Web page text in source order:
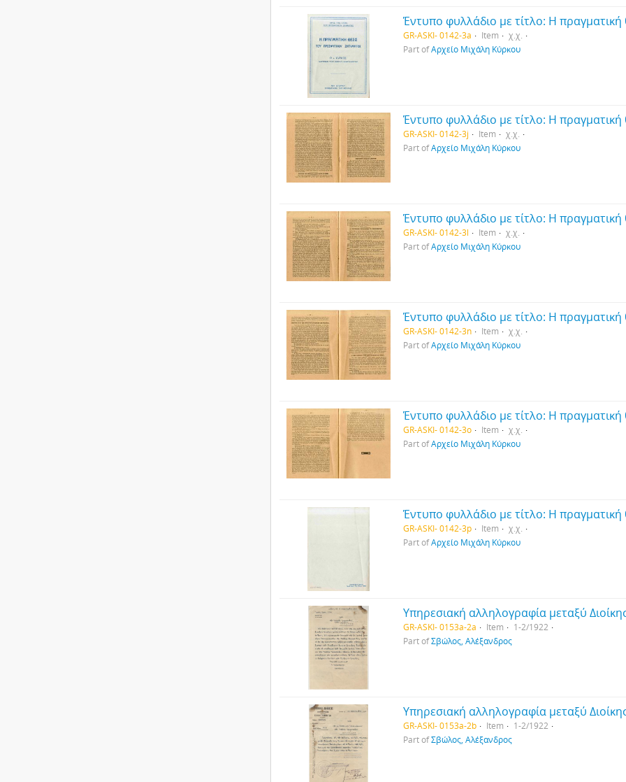
GR-ASKI- 0142-3a Item
χ.χ.
Part ofΑρχείο Μιχάλη Κύρκου
GR-ASKI- 0142-3j Item
χ.χ.
Part ofΑρχείο Μιχάλη Κύρκου
GR-ASKI- 0142-3l Item
χ.χ.
Part ofΑρχείο Μιχάλη Κύρκου
GR-ASKI- 0142-3n Item
χ.χ.
Part ofΑρχείο Μιχάλη Κύρκου
GR-ASKI- 0142-3o Item
χ.χ.
Part ofΑρχείο Μιχάλη Κύρκου
GR-ASKI- 0142-3p Item
χ.χ.
Part ofΑρχείο Μιχάλη Κύρκου
GR-ASKI- 0153a-2a Item
1-2/1922
Part ofΣβώλος, Αλέξανδρος
GR-ASKI- 0153a-2b Item
1-2/1922
Part ofΣβώλος, Αλέξανδρος